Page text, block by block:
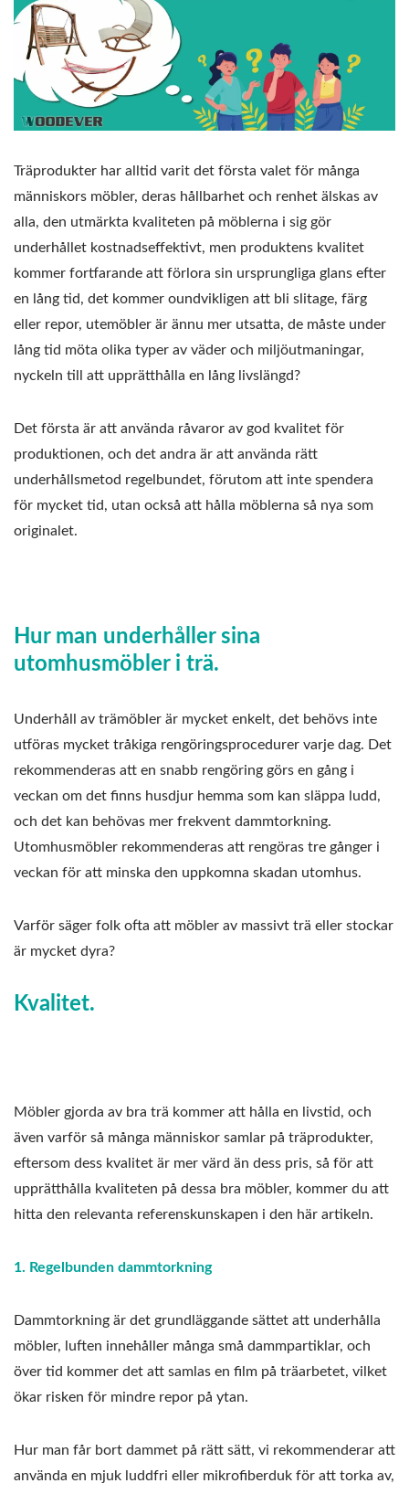
Träprodukter har alltid varit det första valet för många
människors möbler, deras hållbarhet och renhet älskas av
alla, den utmärkta kvaliteten på möblerna i sig gör
underhållet kostnadseffektivt, men produktens kvalitet
kommer fortfarande att förlora sin ursprungliga glans efter
en lång tid, det kommer oundvikligen att bli slitage, färg
eller repor, utemöbler är ännu mer utsatta, de måste under
lång tid möta olika typer av väder och miljöutmaningar,
nyckeln till att upprätthålla en lång livslängd?
Det första är att använda råvaror av god kvalitet för
produktionen, och det andra är att använda rätt
underhållsmetod regelbundet, förutom att inte spendera
för mycket tid, utan också att hålla möblerna så nya som
originalet.
Hur man underhåller sina
utomhusmöbler i trä.
Underhåll av trämöbler är mycket enkelt, det behövs inte
utföras mycket tråkiga rengöringsprocedurer varje dag. Det
rekommenderas att en snabb rengöring görs en gång i
veckan om det finns husdjur hemma som kan släppa ludd,
och det kan behövas mer frekvent dammtorkning.
Utomhusmöbler rekommenderas att rengöras tre gånger i
veckan för att minska den uppkomna skadan utomhus.
Varför säger folk ofta att möbler av massivt trä eller stockar
är mycket dyra?
Kvalitet.
Möbler gjorda av bra trä kommer att hålla en livstid, och
även varför så många människor samlar på träprodukter,
eftersom dess kvalitet är mer värd än dess pris, så för att
upprätthålla kvaliteten på dessa bra möbler, kommer du att
hitta den relevanta referenskunskapen i den här artikeln.
1. Regelbunden dammtorkning
Dammtorkning är det grundläggande sättet att underhålla
möbler, luften innehåller många små dammpartiklar, och
över tid kommer det att samlas en film på träarbetet, vilket
ökar risken för mindre repor på ytan.
Hur man får bort dammet på rätt sätt, vi rekommenderar att
använda en mjuk luddfri eller mikrofiberduk för att torka av,